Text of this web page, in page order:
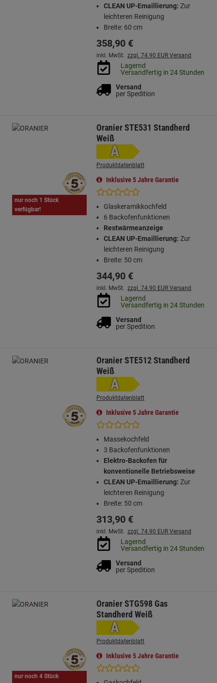
CLEAN UP-Emaillierung: Zur
leichteren Reinigung
Breite: 60 cm
358,90 €
inkl. MwSt. zzgl. 74.90 EUR Versand
Lagernd
Versandfertig in 24 Stunden
Versand
per Spedition
nur noch 1 Stück
verfügbar!
Oranier STE531 Standherd
Weiß
A
Produktdatenblatt
Inklusive 5 Jahre Garantie
Glaskeramikkochfeld
6 Backofenfunktionen
Restwärmeanzeige
CLEAN UP-Emaillierung: Zur
leichteren Reinigung
Breite: 50 cm
344,90 €
inkl. MwSt. zzgl. 74.90 EUR Versand
Lagernd
Versandfertig in 24 Stunden
Versand
per Spedition
Oranier STE512 Standherd
Weiß
A
Produktdatenblatt
Inklusive 5 Jahre Garantie
Massekochfeld
3 Backofenfunktionen
Elektro-Backofen für
konventionelle Betriebsweise
CLEAN UP-Emaillierung: Zur
leichteren Reinigung
Breite: 50 cm
313,90 €
inkl. MwSt. zzgl. 74.90 EUR Versand
Lagernd
Versandfertig in 24 Stunden
Versand
per Spedition
nur noch 4 Stück
Oranier STG598 Gas
Standherd Weiß
A
Produktdatenblatt
Inklusive 5 Jahre Garantie